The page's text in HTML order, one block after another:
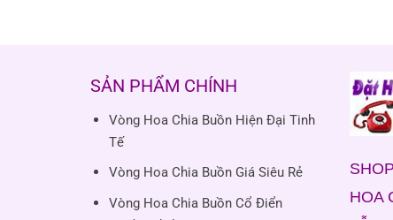
SẢN PHẨM CHÍNH
Vòng Hoa Chia Buồn Hiện Đại Tinh
Tế
Vòng Hoa Chia Buồn Giá Siêu Rẻ
Vòng Hoa Chia Buồn Cổ Điển
HOA